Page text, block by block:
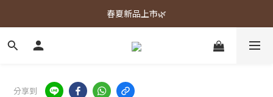
春夏新品上市🌿
春夏新品上市🌿
週週上新品✨
分享到